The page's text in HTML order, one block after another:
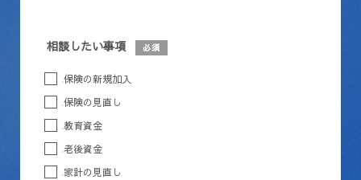
相談したい事項 必須
保険の新規加入
保険の見直し
教育資金
老後資金
家計の見直し